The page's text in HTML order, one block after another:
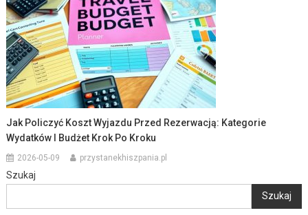
Jak Policzyć Koszt Wyjazdu Przed Rezerwacją: Kategorie
Wydatków I Budżet Krok Po Kroku
2026-05-09 przystanekhiszpania.pl
Szukaj
Szukaj